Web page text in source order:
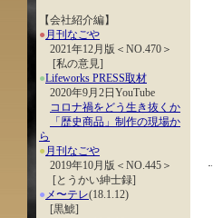
【会社紹介編】
● 月刊なごや
2021年12月版＜NO.470＞
[私の意見]
●Lifeworks PRESS取材
2020年9月2日YouTube
コロナ禍をどう生き抜くか
「歴史商品」制作の現場か
ら
● 月刊なごや
2019年10月版＜NO.445＞
[とうかい紳士録]
● メ〜テレ(18.1.12)
[黒鯱]